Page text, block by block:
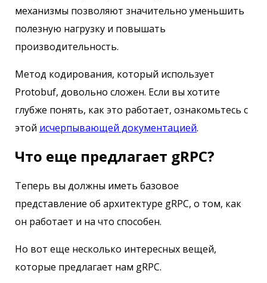
механизмы позволяют значительно уменьшить
полезную нагрузку и повышать
производительность.
Метод кодирования, который использует
Protobuf, довольно сложен. Если вы хотите
глубже понять, как это работает, ознакомьтесь с
этой исчерпывающей документацией.
Что еще предлагает gRPC?
Теперь вы должны иметь базовое
представление об архитектуре gRPC, о том, как
он работает и на что способен.
Но вот еще несколько интересных вещей,
которые предлагает нам gRPC.